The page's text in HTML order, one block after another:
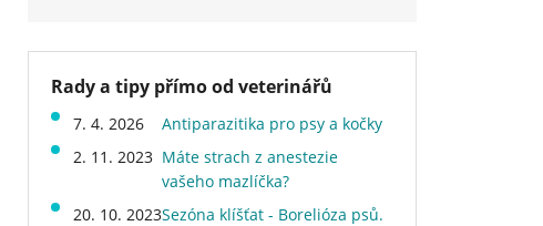
Rady a tipy přímo od veterinářů
7. 4. 2026
Antiparazitika pro psy a kočky
2. 11. 2023 Máte strach z anestezie
vašeho mazlíčka?
20. 10. 2023Sezóna klíšťat - Borelióza psů.